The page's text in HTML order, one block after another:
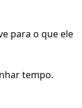
para o que ele
tempo.